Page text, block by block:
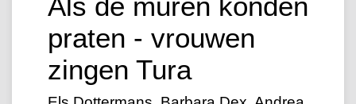
praten - vrouwen
zingen Tura